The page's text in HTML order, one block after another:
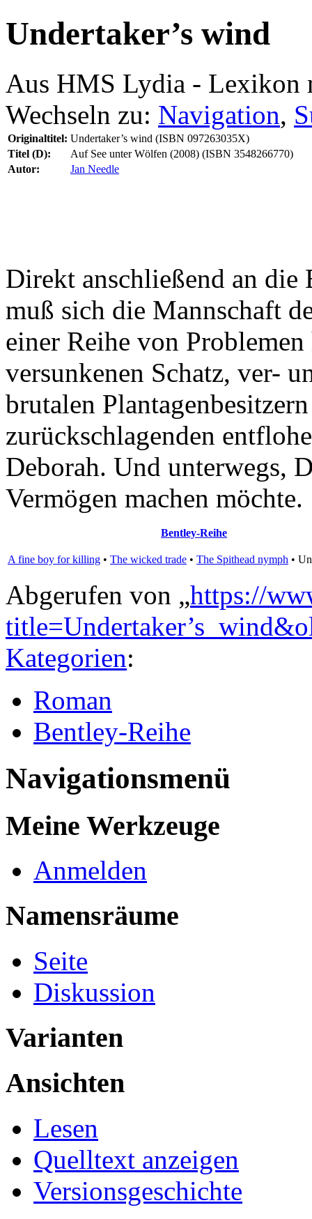
Undertaker’s wind
Aus HMS Lydia - Lexikon
Wechseln zu: Navigation,
Originaltitel: Undertaker’s wind (ISBN 097263035X)
Titel (D):
Auf See unter Wölfen (2008) (ISBN 3548266770)
Autor:
Jan Needle
Direkt anschließend an die
muß sich die Mannschaft
einer Reihe von
versunkenen Schatz, ver-
brutalen
zurückschlagenden
Deborah. Und unterwegs,
Vermögen machen möchte.
Bentley-Reihe
A fine boy for killing • The wicked trade • The Spithead nymph •
Abgerufen von „https://
Kategorien:
Roman
Bentley-Reihe
Navigationsmenü
Meine Werkzeuge
Anmelden
Namensräume
Seite
Diskussion
Varianten
Ansichten
Lesen
Quelltext anzeigen
Versionsgeschichte